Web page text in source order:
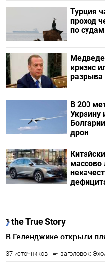
Турция
проход
по
кризис
разрыва
В 200
Украину
дрон
массово